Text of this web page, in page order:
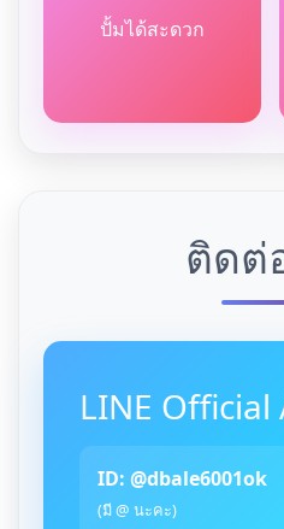
ปั้มได้สะดวก
ติดต่
LINE Official
ID: @dbale6001ok
(มี @ นะคะ)